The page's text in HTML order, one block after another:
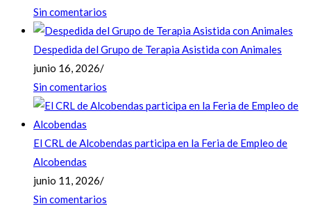
Sin comentarios
Despedida del Grupo de Terapia Asistida con Animales
junio 16, 2026/
Sin comentarios
El CRL de Alcobendas participa en la Feria de Empleo de
Alcobendas
junio 11, 2026/
Sin comentarios